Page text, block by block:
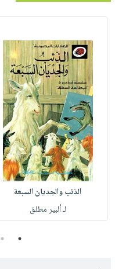
الذئب والجديان السبعة
لـ ألبير مطلق
1
2